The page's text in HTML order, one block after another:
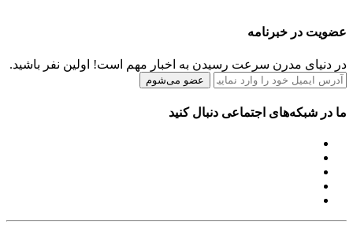
عضویت در خبرنامه
در دنیای مدرن سرعت رسیدن به اخبار مهم است! اولین نفر باشید.
عضو می‌شوم
ما در شبکه‌های اجتماعی دنبال کنید